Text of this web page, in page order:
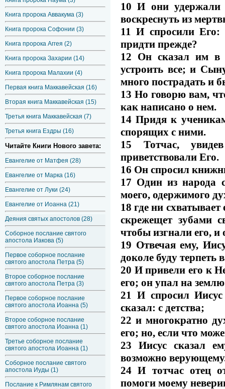
Книга пророка Аввакума (3)
Книга пророка Софонии (3)
Книга пророка Аггея (2)
Книга пророка Захарии (14)
Книга пророка Малахии (4)
Первая книга Маккавейская (16)
Вторая книга Маккавейская (15)
Третья книга Маккавейская (7)
Третья книга Ездры (16)
Читайте Книги Нового завета:
Евангелие от Матфея (28)
Евангелие от Марка (16)
Евангелие от Луки (24)
Евангелие от Иоанна (21)
Деяния святых апостолов (28)
Соборное послание святого
апостола Иакова (5)
Первое соборное послание
святого апостола Петра (5)
Второе соборное послание
святого апостола Петра (3)
Первое соборное послание
святого апостола Иоанна (5)
Второе соборное послание
святого апостола Иоанна (1)
Третье соборное послание
святого апостола Иоанна (1)
Соборное послание святого
апостола Иуды (1)
Послание к Римлянам святого
10 И они удержали
воскреснуть из
11 И спросили
придти прежде?
12 Он сказал им в
устроить все; и
много пострадать и
13 Но говорю вам,
как написано о нем.
14 Придя к
спорящих с ними.
15 Тотчас,
приветствовали Его.
16 Он спросил
17 Один из народа
моего, одержимого
18 где ни схватывает
скрежещет зубами
чтобы изгнали его, и
19 Отвечая ему,
доколе буду терпеть
20 И привели его к
его; он упал на
21 И спросил
сказал: с детства;
22 и многократно
его; но, если что
23 Иисус сказал
возможно
24 И тотчас отец
помоги моему